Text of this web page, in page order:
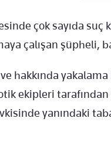
çok sayıda
çalışan şüpheli,
hakkında
ekipleri
yanındaki